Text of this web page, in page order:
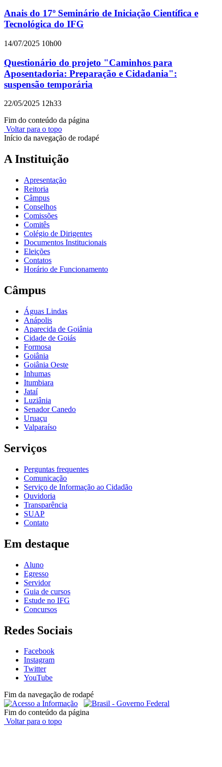
Anais do 17º Seminário de Iniciação Científica e
Tecnológica do IFG
14/07/2025 10h00
Questionário do projeto "Caminhos para
Aposentadoria: Preparação e Cidadania":
suspensão temporária
22/05/2025 12h33
Fim do conteúdo da página
Voltar para o topo
Início da navegação de rodapé
A Instituição
Apresentação
Reitoria
Câmpus
Conselhos
Comissões
Comitês
Colégio de Dirigentes
Documentos Institucionais
Eleições
Contatos
Horário de Funcionamento
Câmpus
Águas Lindas
Anápolis
Aparecida de Goiânia
Cidade de Goiás
Formosa
Goiânia
Goiânia Oeste
Inhumas
Itumbiara
Jataí
Luziânia
Senador Canedo
Uruaçu
Valparaíso
Serviços
Perguntas frequentes
Comunicação
Serviço de Informação ao Cidadão
Ouvidoria
Transparência
SUAP
Contato
Em destaque
Aluno
Egresso
Servidor
Guia de cursos
Estude no IFG
Concursos
Redes Sociais
Facebook
Instagram
Twitter
YouTube
Fim da navegação de rodapé
Fim do conteúdo da página
Voltar para o topo